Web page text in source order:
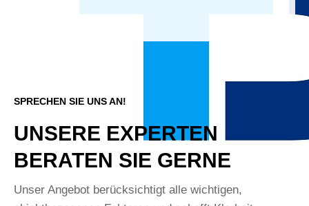
SPRECHEN SIE UNS AN!
UNSERE EXPERTEN
BERATEN SIE GERNE
Unser Angebot berücksichtigt alle wichtigen,